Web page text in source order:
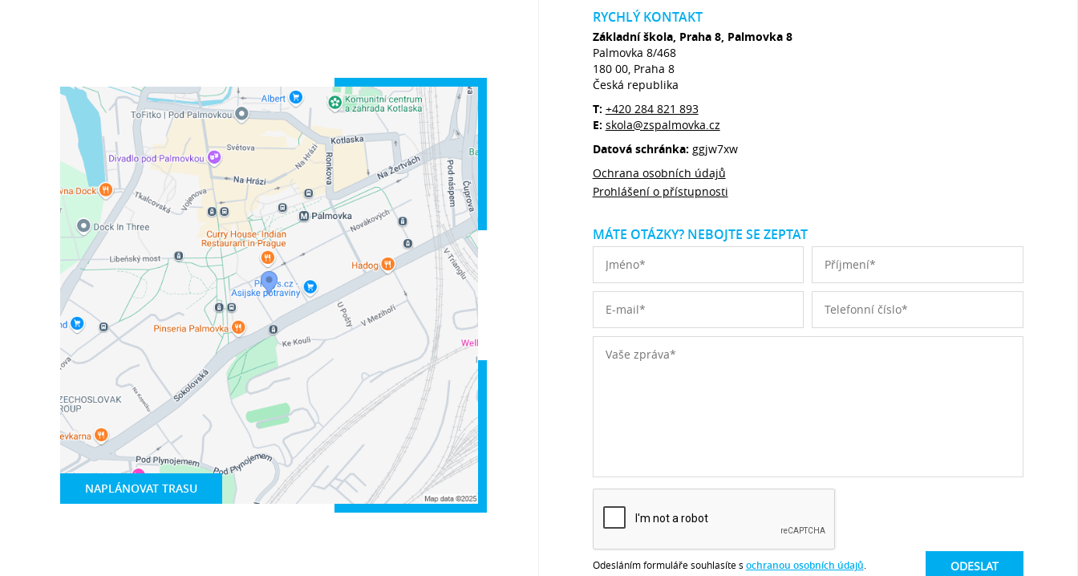
NAPLÁNOVAT TRASU
RYCHLÝ KONTAKT
Základní škola, Praha 8, Palmovka 8
Palmovka 8/468
180 00, Praha 8
Česká republika
T: +420 284 821 893
E: skola@zspalmovka.cz
Datová schránka: ggjw7xw
Ochrana osobních údajů
Prohlášení o přístupnosti
MÁTE OTÁZKY? NEBOJTE SE ZEPTAT
Odesláním formuláře souhlasíte s ochranou osobních údajů